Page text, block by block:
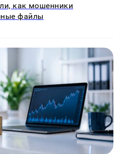
как мошенники
файлы